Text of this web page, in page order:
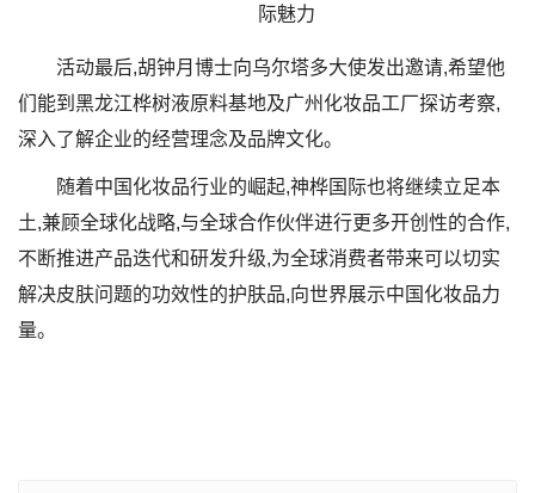
活动最后,胡钟月博士向乌尔塔多大使发出邀请,希望他
们能到黑龙江桦树液原料基地及广州化妆品工厂探访考察,
深入了解企业的经营理念及品牌文化。
随着中国化妆品行业的崛起,神桦国际也将继续立足本
土,兼顾全球化战略,与全球合作伙伴进行更多开创性的合作,
不断推进产品迭代和研发升级,为全球消费者带来可以切实
解决皮肤问题的功效性的护肤品,向世界展示中国化妆品力
量。